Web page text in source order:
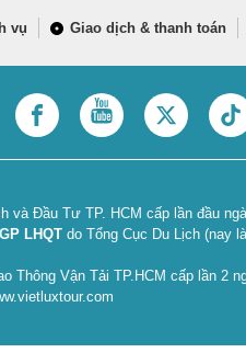
vụ Giao dịch & thanh toán
và Đầu Tư TP. HCM cấp lần đầu
LHQT do Tổng Cục Du Lịch (nay
Thông Vận Tải TP.HCM cấp lần 2